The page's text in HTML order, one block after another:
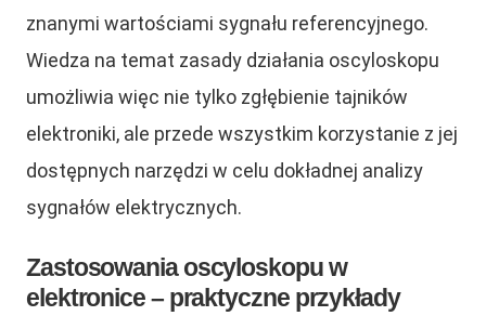
znanymi wartościami sygnału referencyjnego.
Wiedza na temat zasady działania oscyloskopu
umożliwia więc nie tylko zgłębienie tajników
elektroniki, ale przede wszystkim korzystanie z jej
dostępnych narzędzi w celu dokładnej analizy
sygnałów elektrycznych.
Zastosowania oscyloskopu w
elektronice – praktyczne przykłady